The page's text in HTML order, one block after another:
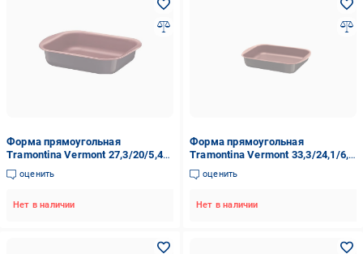
Форма прямоугольная
Tramontina Vermont 27,3/20/5,4
см (12115775)
оценить
Нет в наличии
Форма прямоугольная
Tramontina Vermont 33,3/24,1/6,1
см (12115761)
оценить
Нет в наличии